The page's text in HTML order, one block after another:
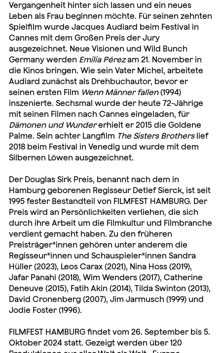
Vergangenheit hinter sich lassen und ein neues
Leben als Frau beginnen möchte. Für seinen zehnten
Spielfilm wurde Jacques Audiard beim Festival in
Cannes mit dem Großen Preis der Jury
ausgezeichnet. Neue Visionen und Wild Bunch
Germany werden Emilia Pérezam 21. November in
die Kinos bringen. Wie sein Vater Michel, arbeitete
Audiard zunächst als Drehbuchautor, bevor er
seinen ersten Film Wenn Männer fallen(1994)
inszenierte. Sechsmal wurde der heute 72-Jährige
mit seinen Filmen nach Cannes eingeladen, für
Dämonen und Wundererhielt er 2015 die Goldene
Palme. Sein achter Langfilm The Sisters Brotherslief
2018 beim Festival in Venedig und wurde mit dem
Silbernen Löwen ausgezeichnet.
Der Douglas Sirk Preis, benannt nach dem in
Hamburg geborenen Regisseur Detlef Sierck, ist seit
1995 fester Bestandteil von FILMFEST HAMBURG. Der
Preis wird an Persönlichkeiten verliehen, die sich
durch ihre Arbeit um die Filmkultur und Filmbranche
verdient gemacht haben. Zu den früheren
Preisträger*innen gehören unter anderem die
Regisseur*innen und Schauspieler*innen Sandra
Hüller (2023), Leos Carax (2021), Nina Hoss (2019),
Jafar Panahi (2018), Wim Wenders (2017), Catherine
Deneuve (2015), Fatih Akin (2014), Tilda Swinton (2013),
David Cronenberg (2007), Jim Jarmusch (1999) und
Jodie Foster (1996).
FILMFEST HAMBURG findet vom 26. September bis 5.
Oktober 2024 statt. Gezeigt werden über 120